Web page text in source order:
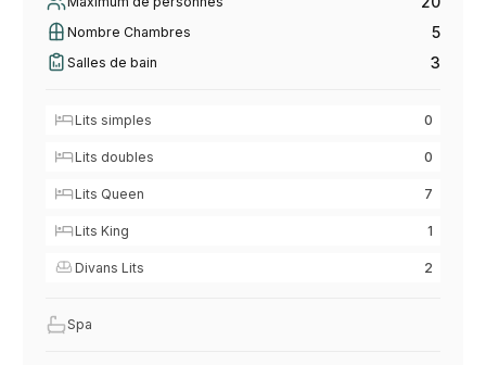
Nombre Chambres 5
Salles de bain 3
Lits simples 0
Lits doubles 0
Lits Queen 7
Lits King 1
Divans Lits 2
Spa